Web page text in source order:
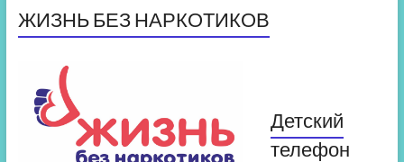
ЖИЗНЬ БЕЗ НАРКОТИКОВ
Детский
телефон